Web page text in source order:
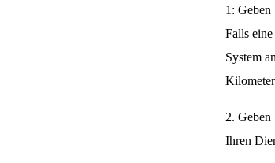
1: Geben
Falls
System
2. Geben
Ihren